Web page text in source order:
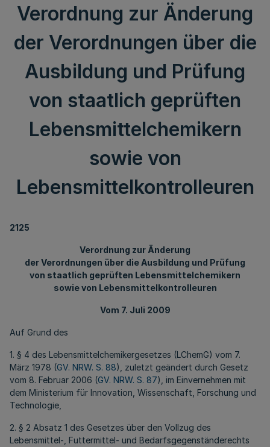
Verordnung zur Änderung
der Verordnungen über die
Ausbildung und Prüfung
von staatlich geprüften
Lebensmittelchemikern
sowie von
Lebensmittelkontrolleuren
2125
Verordnung zur Änderung
der Verordnungen über die Ausbildung und Prüfung
von staatlich geprüften Lebensmittelchemikern
sowie von Lebensmittelkontrolleuren
Vom 7. Juli 2009
Auf Grund des
1. § 4 des Lebensmittelchemikergesetzes (LChemG) vom 7.
März 1978 (GV. NRW. S. 88), zuletzt geändert durch Gesetz
vom 8. Februar 2006 (GV. NRW. S. 87), im Einvernehmen mit
dem Ministerium für Innovation, Wissenschaft, Forschung und
Technologie,
2. § 2 Absatz 1 des Gesetzes über den Vollzug des
Lebensmittel-, Futtermittel- und Bedarfsgegenständerechts